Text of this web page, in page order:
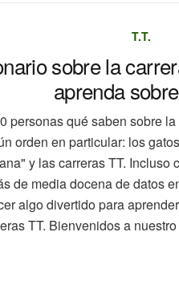
T.T.
sobre la
aprenda
personas qué saben sobre
orden en particular: los
y las carreras TT. Incluso
de media docena de datos
algo divertido para
TT. Bienvenidos a